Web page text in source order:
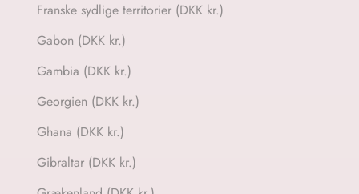
Franske sydlige territorier (DKK kr.)
Gabon (DKK kr.)
Gambia (DKK kr.)
Georgien (DKK kr.)
Ghana (DKK kr.)
Gibraltar (DKK kr.)